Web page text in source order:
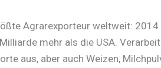
Agrarexporteur weltweit:
mehr als die USA.
aus, aber auch Weizen,